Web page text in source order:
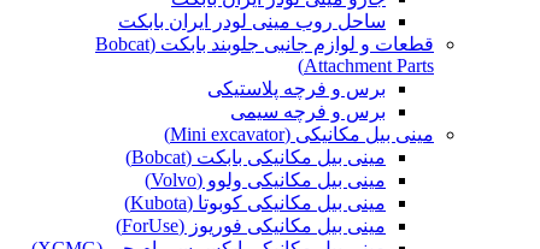
ساحل روب مینی لودر ایران بابکت
قطعات و لوازم جانبی جلوبند بابکت (Bobcat
Attachment Parts)
برس و فرچه پلاستیکی
برس و فرچه سیمی
مینی بیل مکانیکی (Mini excavator)
مینی بیل مکانیکی بابکت (Bobcat)
مینی بیل مکانیکی ولوو (Volvo)
مینی بیل مکانیکی کوبوتا (Kubota)
مینی بیل مکانیکی فوریوز (ForUse)